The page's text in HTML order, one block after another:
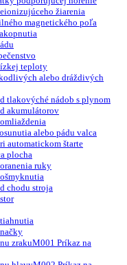
žiarenia
magnetického poľa
teploty
alebo dráždivých
tlakovýché nádob s plynom
akumulátorov
alebo pádu valca
automatickom štarte
plocha
ruky
chodu stroja
M001 Príkaz na